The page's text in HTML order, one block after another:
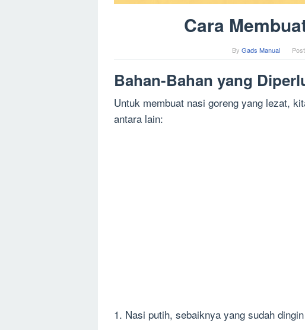
Cara
By Gads Manual
Bahan-Bahan yang
Untuk membuat nasi goreng yang lezat,
antara lain:
1. Nasi putih, sebaiknya yang sudah